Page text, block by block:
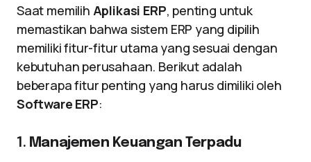
Saat memilih Aplikasi ERP, penting untuk
memastikan bahwa sistem ERP yang dipilih
memiliki fitur-fitur utama yang sesuai dengan
kebutuhan perusahaan. Berikut adalah
beberapa fitur penting yang harus dimiliki oleh
Software ERP:
1. Manajemen Keuangan Terpadu